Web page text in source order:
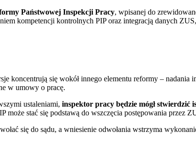
Państwowej Inspekcji Pracy, wpisanej do
kompetencji kontrolnych PIP oraz integracją danych
koncentrują się wokół innego elementu reformy –
w umowy o pracę.
ustaleniami, inspektor pracy będzie mógł stwierdzić
stać się podstawą do wszczęcia postępowania przez
się do sądu, a wniesienie odwołania wstrzyma